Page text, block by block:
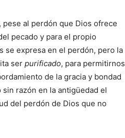
pese al perdón que Dios ofrece
pecado y para el propio
se expresa en el perdón, pero la
ser purificado, para permitirnos
de la gracia y bondad
razón en la antigüedad el
del perdón de Dios que no